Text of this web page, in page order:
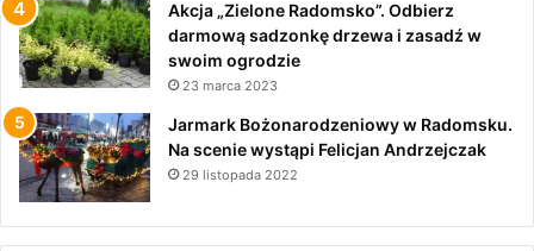
Akcja „Zielone Radomsko”. Odbierz
darmową sadzonkę drzewa i zasadź w
swoim ogrodzie
23 marca 2023
Jarmark Bożonarodzeniowy w Radomsku.
Na scenie wystąpi Felicjan Andrzejczak
29 listopada 2022